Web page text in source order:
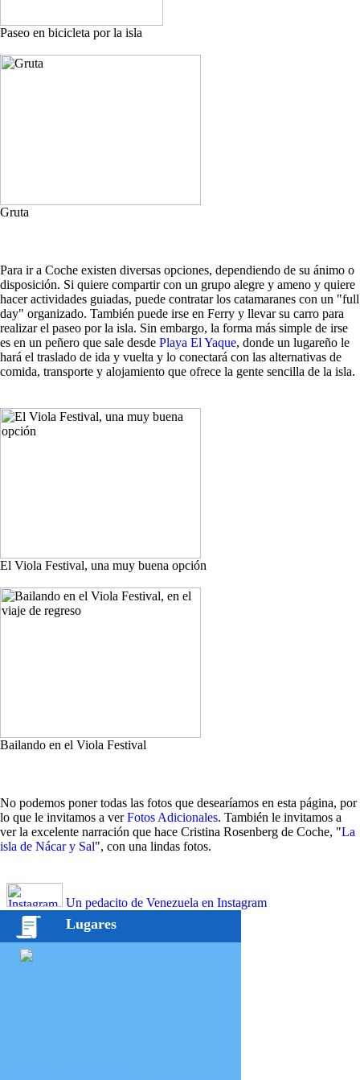
Paseo en bicicleta por la isla
Gruta
Para ir a Coche existen diversas opciones, dependiendo de su ánimo o
disposición. Si quiere compartir con un grupo alegre y ameno y quiere
hacer actividades guiadas, puede contratar los catamaranes con un "full
day" organizado. También puede irse en Ferry y llevar su carro para
realizar el paseo por la isla. Sin embargo, la forma más simple de irse
es en un peñero que sale desde Playa El Yaque, donde un lugareño le
hará el traslado de ida y vuelta y lo conectará con las alternativas de
comida, transporte y alojamiento que ofrece la gente sencilla de la isla.
El Viola Festival, una muy buena opción
Bailando en el Viola Festival
No podemos poner todas las fotos que desearíamos en esta página, por
lo que le invitamos a verFotos Adicionales. También le invitamos a
ver la excelente narración que hace Cristina Rosenberg de Coche, "La
isla de Nácar y Sal", con una lindas fotos.
Un pedacito de Venezuela en Instagram
Lugares